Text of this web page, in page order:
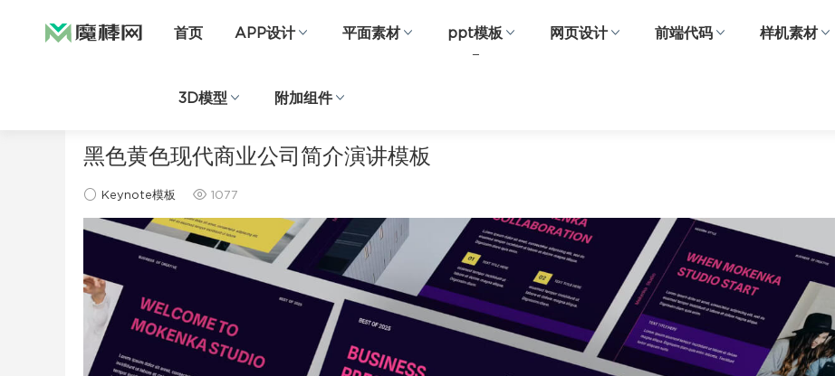
首页 APP设计 平面素材 ppt模板 网页设计 前端代码 样机素材
3D模型 附加组件
ppt模板 Keynote模板 正文
黑色黄色现代商业公司简介演讲模板
Keynote模板 1077